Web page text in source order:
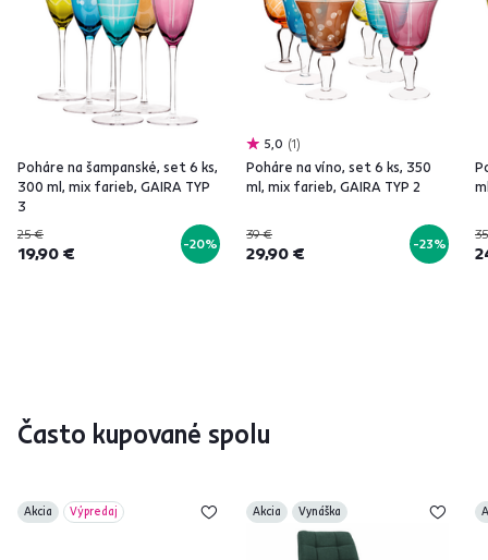
Poháre na šampanské, set 6 ks,
300 ml, mix farieb, GAIRA TYP
3
25 €
19,90 € -20%
5,0 1
Poháre na víno, set 6 ks, 350
ml, mix farieb, GAIRA TYP 2
39 €
29,90 € -23%
Často kupované spolu
Akcia Výpredaj Akcia Vynáška